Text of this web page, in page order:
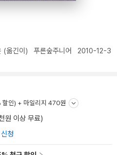
(옮긴이) 푸른숲주니어
2010-12-3
할인) + 마일리지 470원
원 이상 무료)
청